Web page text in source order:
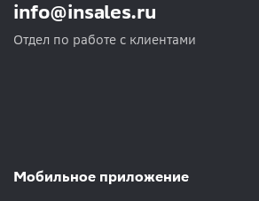
info@insales.ru
Отдел по работе с клиентами
Мобильное приложение